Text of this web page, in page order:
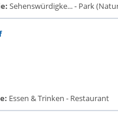
Sehenswürdigke... - Park
Essen & Trinken - Restaurant